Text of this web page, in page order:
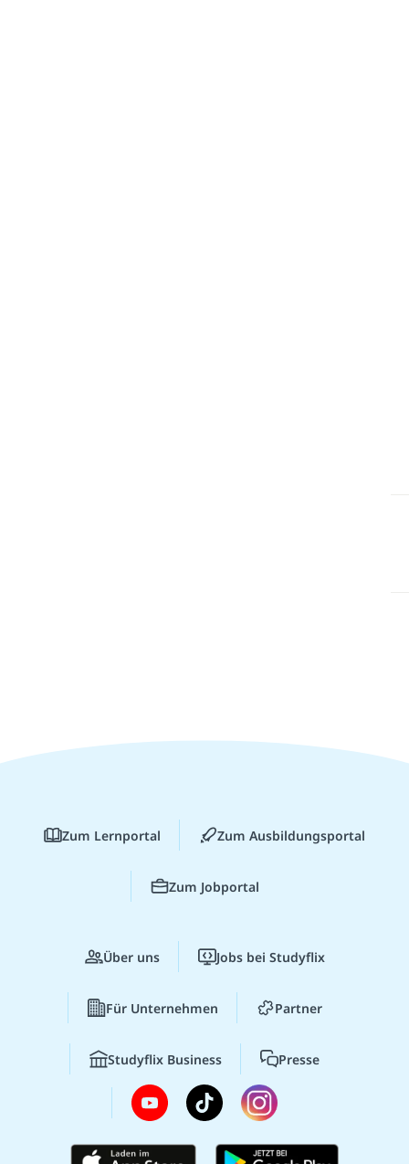
Zum Lernportal Zum Ausbildungsportal
Zum Jobportal
Über uns Jobs bei Studyflix
Für Unternehmen Partner
Studyflix Business Presse